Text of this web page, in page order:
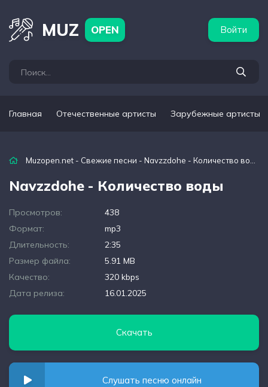
MUZ OPEN Войти
Главная Отечественные артисты Зарубежные артисты
Muzopen.net - Свежие песни - Navzzdohe - Количество воды
Navzzdohe - Количество воды
Просмотров:
438
Формат:
mp3
Длительность:
2:35
Размер файла:
5.91 MB
Качество:
320 kbps
Дата релиза:
16.01.2025
Скачать
Слушать песню онлайн
артисты Популярные подборки